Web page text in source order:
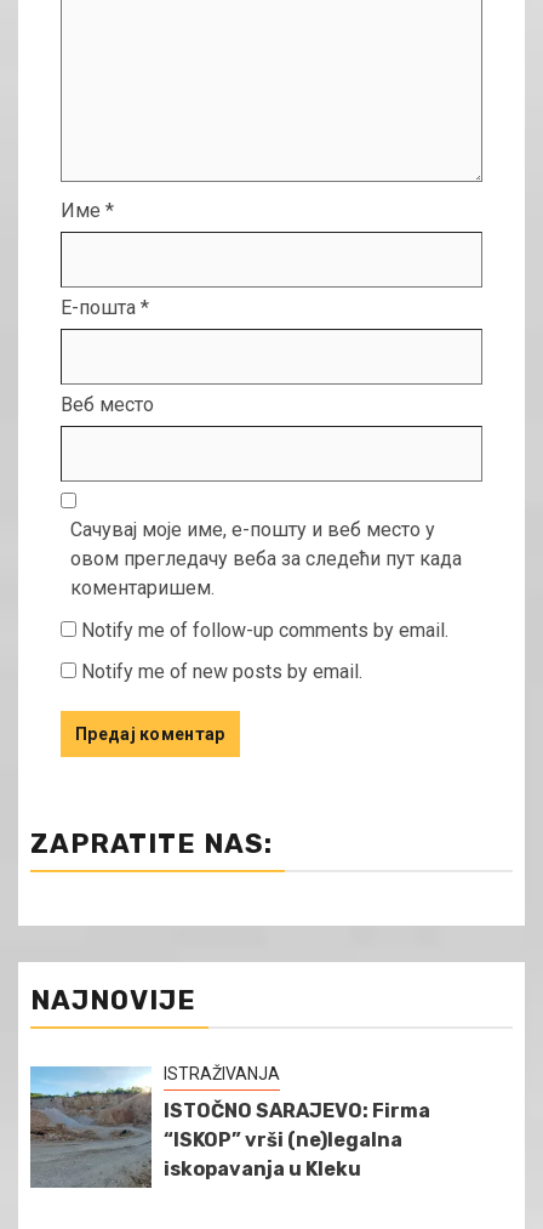
Име *
Е-пошта *
Веб место
Сачувај моје име, е-пошту и веб место у
овом прегледачу веба за следећи пут када
коментаришем.
Notify me of follow-up comments by email.
Notify me of new posts by email.
ZAPRATITE NAS:
NAJNOVIJE
ISTRAŽIVANJA
ISTOČNO SARAJEVO: Firma
“ISKOP” vrši (ne)legalna
iskopavanja u Kleku